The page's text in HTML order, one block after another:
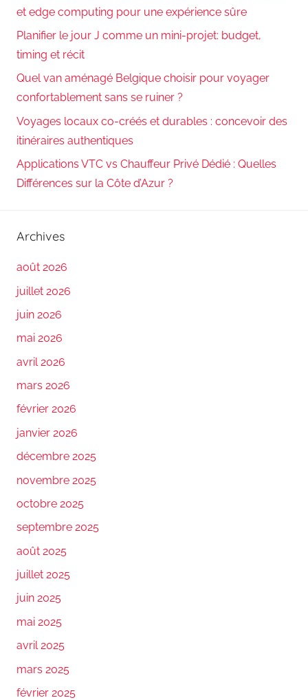
et edge computing pour une expérience sûre
Planifier le jour J comme un mini-projet: budget,
timing et récit
Quel van aménagé Belgique choisir pour voyager
confortablement sans se ruiner ?
Voyages locaux co-créés et durables : concevoir des
itinéraires authentiques
Applications VTC vs Chauffeur Privé Dédié : Quelles
Différences sur la Côte d’Azur ?
Archives
août 2026
juillet 2026
juin 2026
mai 2026
avril 2026
mars 2026
février 2026
janvier 2026
décembre 2025
novembre 2025
octobre 2025
septembre 2025
août 2025
juillet 2025
juin 2025
mai 2025
avril 2025
mars 2025
février 2025